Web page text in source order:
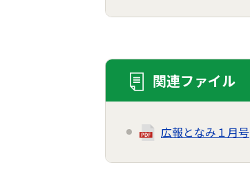
関連ファイル
広報となみ１月号